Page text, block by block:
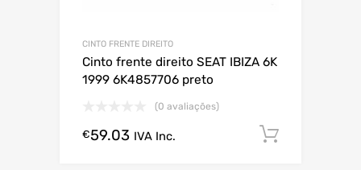
CINTO FRENTE DIREITO
Cinto frente direito SEAT IBIZA 6K
1999 6K4857706 preto
(0 avaliações)
€59.03 IVA Inc.